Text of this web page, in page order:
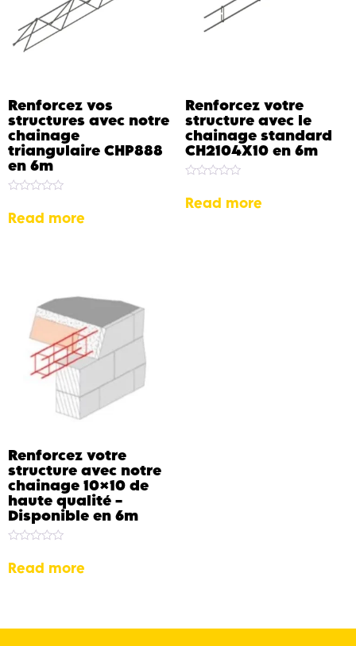
Renforcez vos
structures avec notre
chainage
triangulaire CHP888
en 6m
0
out
Read more
Renforcez votre
structure avec le
chainage standard
CH2104X10 en 6m
0
out
Read more
Renforcez votre
structure avec notre
chainage 10×10 de
haute qualité –
Disponible en 6m
0
out
Read more